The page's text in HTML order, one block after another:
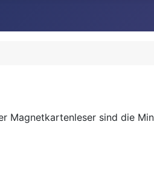
Magnetkartenleser sind die